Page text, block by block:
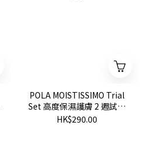
POLA MOISTISSIMO Trial
Set 高度保濕護膚 2 週試用
套裝
HK$290.00